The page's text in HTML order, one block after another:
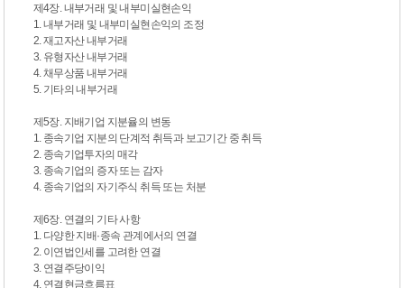
제4장. 내부거래 및 내부미실현손익
1. 내부거래 및 내부미실현손익의 조정
2. 재고자산 내부거래
3. 유형자산 내부거래
4. 채무상품 내부거래
5. 기타의 내부거래
제5장. 지배기업 지분율의 변동
1. 종속기업 지분의 단계적 취득과 보고기간 중 취득
2. 종속기업투자의 매각
3. 종속기업의 증자 또는 감자
4. 종속기업의 자기주식 취득 또는 처분
제6장. 연결의 기타 사항
1. 다양한 지배·종속 관계에서의 연결
2. 이연법인세를 고려한 연결
3. 연결주당이익
4. 연결현금흐름표